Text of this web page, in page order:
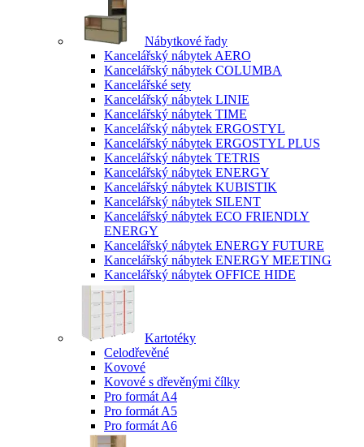
Nábytkové řady
Kancelářský nábytek AERO
Kancelářský nábytek COLUMBA
Kancelářské sety
Kancelářský nábytek LINIE
Kancelářský nábytek TIME
Kancelářský nábytek ERGOSTYL
Kancelářský nábytek ERGOSTYL PLUS
Kancelářský nábytek TETRIS
Kancelářský nábytek ENERGY
Kancelářský nábytek KUBISTIK
Kancelářský nábytek SILENT
Kancelářský nábytek ECO FRIENDLY
ENERGY
Kancelářský nábytek ENERGY FUTURE
Kancelářský nábytek ENERGY MEETING
Kancelářský nábytek OFFICE HIDE
Kartotéky
Celodřevěné
Kovové
Kovové s dřevěnými čílky
Pro formát A4
Pro formát A5
Pro formát A6